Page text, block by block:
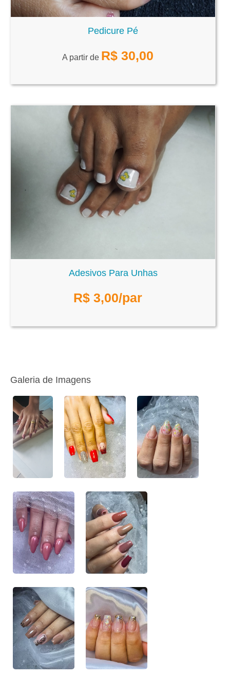
Pedicure Pé
A partir de R$ 30,00
Adesivos Para Unhas
R$ 3,00/par
Galeria de Imagens